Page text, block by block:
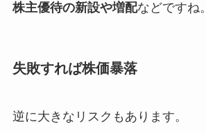
株主優待の新設や増配などですね。
失敗すれば株価暴落
逆に大きなリスクもあります。